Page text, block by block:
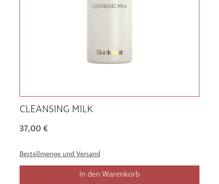
CLEANSING MILK
37,00 €
Bestellmenge und Versand
In den Warenkorb